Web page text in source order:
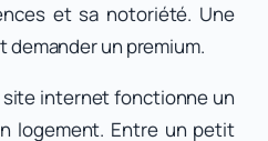
et sa notoriété. Une
demander un premium.
site internet fonctionne un
logement. Entre un petit